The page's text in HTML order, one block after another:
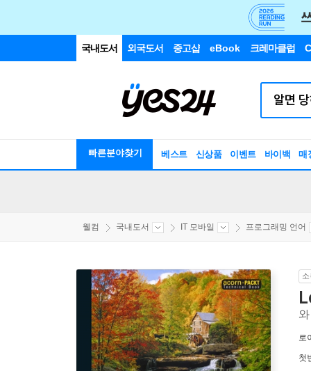
국내도서 외국도서 중고샵 eBook 크레마클럽
빠른분야찾기 베스트 신상품 이벤트 바이백 매
웰컴 국내도서 IT 모바일 프로그래밍 언어
로
첫